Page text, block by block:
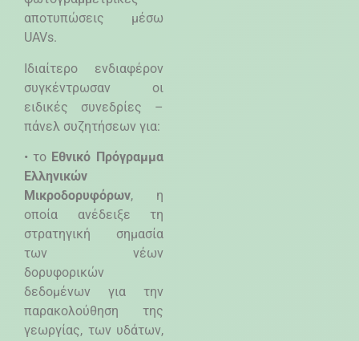
αποτυπώσεις μέσω
UAVs.
Ιδιαίτερο ενδιαφέρον
συγκέντρωσαν οι
ειδικές συνεδρίες –
πάνελ συζητήσεων για:
• το Εθνικό Πρόγραμμα
Ελληνικών
Μικροδορυφόρων, η
οποία ανέδειξε τη
στρατηγική σημασία
των νέων
δορυφορικών
δεδομένων για την
παρακολούθηση της
γεωργίας, των υδάτων,